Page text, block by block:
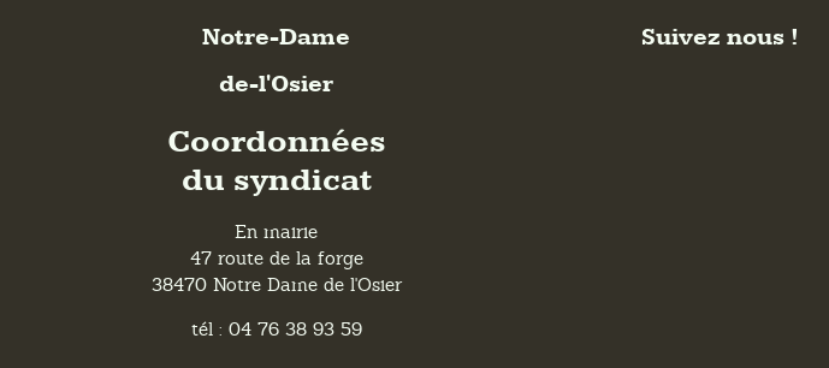
Notre-Dame
de-l'Osier
Coordonnées
du syndicat
En mairie
47 route de la forge
38470 Notre Dame de l'Osier
tél : 04 76 38 93 59
Suivez nous !